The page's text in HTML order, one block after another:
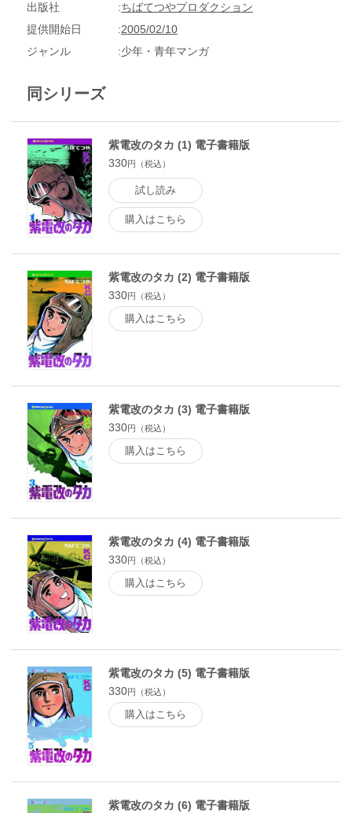
出版社
ちばてつやプロダクション
提供開始日
2005/02/10
ジャンル
少年・青年マンガ
同シリーズ
紫電改のタカ (1) 電子書籍版
330円（税込）
試し読み
購入はこちら
紫電改のタカ (2) 電子書籍版
330円（税込）
購入はこちら
紫電改のタカ (3) 電子書籍版
330円（税込）
購入はこちら
紫電改のタカ (4) 電子書籍版
330円（税込）
購入はこちら
紫電改のタカ (5) 電子書籍版
330円（税込）
購入はこちら
紫電改のタカ (6) 電子書籍版